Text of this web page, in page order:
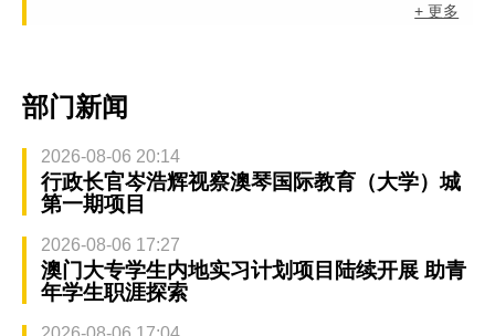
+ 更多
部门新闻
2026-08-06 20:14
行政长官岑浩辉视察澳琴国际教育（大学）城
第一期项目
2026-08-06 17:27
澳门大专学生内地实习计划项目陆续开展 助青
年学生职涯探索